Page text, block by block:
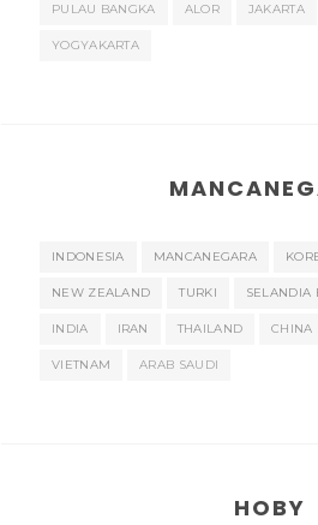
PULAU BANGKA ALOR JAKARTA
YOGYAKARTA
INDONESIA MANCANEGARA
NEW ZEALAND TURKI SELANDIA
INDIA IRAN THAILAND CHINA
VIETNAM ARAB SAUDI
HOBY